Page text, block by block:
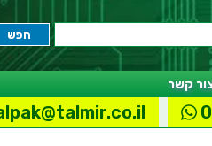
קשר